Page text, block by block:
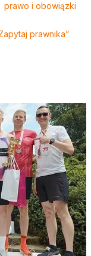
prawo i obowiązki
prawnika”